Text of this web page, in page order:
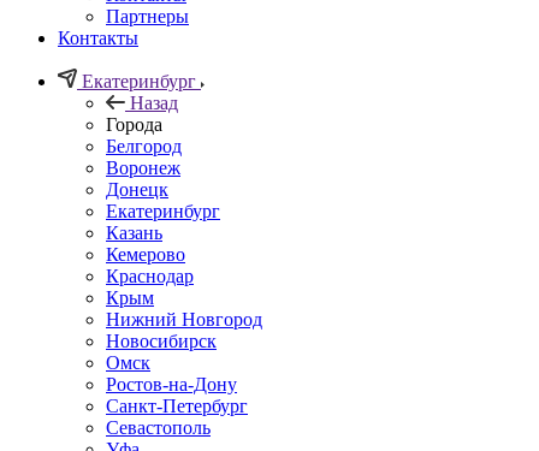
Партнеры
Контакты
Екатеринбург
Назад
Города
Белгород
Воронеж
Донецк
Екатеринбург
Казань
Кемерово
Краснодар
Крым
Нижний Новгород
Новосибирск
Омск
Ростов-на-Дону
Санкт-Петербург
Севастополь